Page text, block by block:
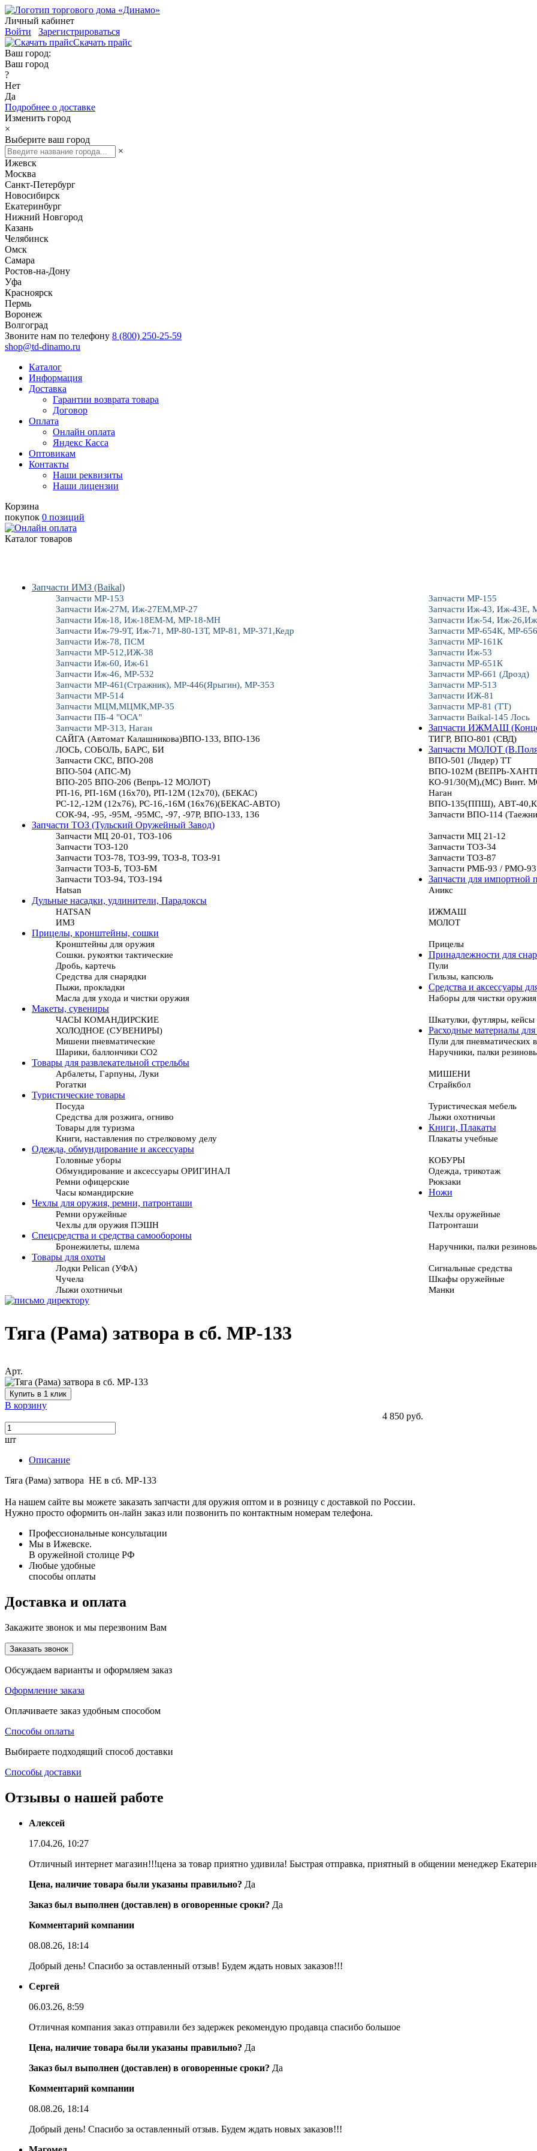
Личный кабинет
Войти
Зарегистрироваться
Скачать прайс
Ваш город:
Ваш город
?
Нет
Да
Подробнее о доставке
Изменить город
×
Выберите ваш город
×
Ижевск
Москва
Санкт-Петербург
Новосибирск
Екатеринбург
Нижний Новгород
Казань
Челябинск
Омск
Самара
Ростов-на-Дону
Уфа
Красноярск
Пермь
Воронеж
Волгоград
Звоните нам по телефону 8 (800) 250-25-59
shop@td-dinamo.ru
Каталог
Информация
Доставка
Гарантии возврата товара
Договор
Оплата
Онлайн оплата
Яндекс Касса
Оптовикам
Контакты
Наши реквизиты
Наши лицензии
Корзина
покупок 0 позиций
Каталог товаров
Запчасти ИМЗ (Baikal)
Запчасти МР-153
Запчасти МР-155
Запчасти Иж-27М, Иж-27ЕМ,МР-27
Запчасти Иж-43, Иж-43Е,
Запчасти Иж-18, Иж-18ЕМ-М, МР-18-МН
Запчасти Иж-54, Иж-
Запчасти Иж-79-9Т, Иж-71, МР-80-13Т, МР-81, МР-371,Кедр
Запчасти МР-654К, МР-
Запчасти Иж-78, ПСМ
Запчасти МР-161К
Запчасти МР-512,ИЖ-38
Запчасти Иж-53
Запчасти Иж-60, Иж-61
Запчасти МР-651К
Запчасти Иж-46, МР-532
Запчасти МР-661 (Дрозд)
Запчасти МР-461(Стражник), МР-446(Ярыгин), МР-353
Запчасти МР-513
Запчасти МР-514
Запчасти ИЖ-81
Запчасти МЦМ,МЦМК,МР-35
Запчасти МР-81 (ТТ)
Запчасти ПБ-4 "ОСА"
Запчасти Baikal-145 Лось
Запчасти МР-313, Наган
Запчасти ИЖМАШ
САЙГА (Автомат Калашникова)ВПО-133, ВПО-136
ТИГР, ВПО-801 (СВД)
ЛОСЬ, СОБОЛЬ, БАРС, БИ
Запчасти МОЛОТ
Запчасти СКС, ВПО-208
ВПО-501 (Лидер) ТТ
ВПО-504 (АПС-М)
ВПО-102М (ВЕПРЬ-
ВПО-205 ВПО-206 (Вепрь-12 МОЛОТ)
КО-91/30(М),(МС) Винт.
РП-16, РП-16М (16х70), РП-12М (12х70), (БЕКАС)
Наган
РС-12,-12М (12х76), РС-16,-16М (16х76)(БЕКАС-АВТО)
ВПО-135(ППШ), АВТ-
СОК-94, -95, -95М, -95МС, -97, -97Р, ВПО-133, 136
Запчасти ВПО-114
Запчасти ТОЗ (Тульский Оружейный Завод)
Запчасти МЦ 20-01, ТОЗ-106
Запчасти МЦ 21-12
Запчасти ТОЗ-120
Запчасти ТОЗ-34
Запчасти ТОЗ-78, ТОЗ-99, ТОЗ-8, ТОЗ-91
Запчасти ТОЗ-87
Запчасти ТОЗ-Б, ТОЗ-БМ
Запчасти РМБ-93 / РМО-93
Запчасти ТОЗ-94, ТОЗ-194
Запчасти для импортной
Hatsan
Аникс
Дульные насадки, удлинители, Парадоксы
HATSAN
ИЖМАШ
ИМЗ
МОЛОТ
Прицелы, кронштейны, сошки
Кронштейны для оружия
Прицелы
Сошки. рукоятки тактические
Принадлежности для
Дробь, картечь
Пули
Средства для снарядки
Гильзы, капсюль
Пыжи, прокладки
Средства и аксессуары
Масла для ухода и чистки оружия
Наборы для чистки
Макеты, сувениры
ЧАСЫ КОМАНДИРСКИЕ
Шкатулки, футляры, кейсы
ХОЛОДНОЕ (СУВЕНИРЫ)
Расходные материалы
Мишени пневматические
Пули для пневматических
Шарики, баллончики СО2
Наручники, палки
Товары для развлекательной стрельбы
Арбалеты, Гарпуны, Луки
МИШЕНИ
Рогатки
Страйкбол
Туристические товары
Посуда
Туристическая мебель
Средства для розжига, огниво
Лыжи охотничьи
Товары для туризма
Книги, Плакаты
Книги, наставления по стрелковому делу
Плакаты учебные
Одежда, обмундирование и аксессуары
Головные уборы
КОБУРЫ
Обмундирование и аксессуары ОРИГИНАЛ
Одежда, трикотаж
Ремни офицерские
Рюкзаки
Часы командирские
Ножи
Чехлы для оружия, ремни, патронташи
Ремни оружейные
Чехлы оружейные
Чехлы для оружия ПЭШН
Патронташи
Спецсредства и средства самообороны
Бронежилеты, шлема
Наручники, палки
Товары для охоты
Лодки Pelican (УФА)
Сигнальные средства
Чучела
Шкафы оружейные
Лыжи охотничьи
Манки
Тяга (Рама) затвора в сб. МР-133
Арт.
Купить в 1 клик
В корзину
4 850 руб.
шт
Описание
Тяга (Рама) затвора НЕ в сб. МР-133
На нашем сайте вы можете заказать запчасти для оружия оптом и в розницу с доставкой по России.
Нужно просто оформить он-лайн заказ или позвонить по контактным номерам телефона.
Профессиональные консультации
Мы в Ижевске.
В оружейной столице РФ
Любые удобные
способы оплаты
Доставка и оплата
Закажите звонок и мы перезвоним Вам
Заказать звонок
Обсуждаем варианты и оформляем заказ
Оформление заказа
Оплачиваете заказ удобным способом
Способы оплаты
Выбираете подходящий способ доставки
Способы доставки
Отзывы о нашей работе
Алексей
17.04.26, 10:27
Отличный интернет магазин!!!цена за товар приятно удивила! Быстрая отправка, приятный в общении менеджер
Цена, наличие товара были указаны правильно? Да
Заказ был выполнен (доставлен) в оговоренные сроки? Да
Комментарий компании
08.08.26, 18:14
Добрый день! Спасибо за оставленный отзыв! Будем ждать новых заказов!!!
Сергей
06.03.26, 8:59
Отличная компания заказ отправили без задержек рекомендую продавца спасибо большое
Цена, наличие товара были указаны правильно? Да
Заказ был выполнен (доставлен) в оговоренные сроки? Да
Комментарий компании
08.08.26, 18:14
Добрый день! Спасибо за оставленный отзыв. Будем ждать новых заказов!!!